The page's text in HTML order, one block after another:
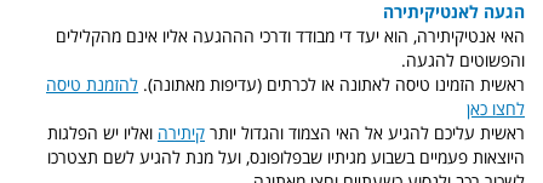
הגעה לאנטיקיתירה
האי אנטיקיתירה, הוא יעד די מבודד ודרכי הההגעה אליו אינם מהקלילים
והפשוטים להגעה.
ראשית הזמינו טיסה לאתונה או לכרתים (עדיפות מאתונה). להזמנת טיסה
לחצו כאן
ראשית עליכם להגיע אל האי הצמוד והגדול יותר קיתירה ואליו יש הפלגות
היוצאות פעמיים בשבוע מגיתיו שבפלופונס, ועל מנת להגיע לשם תצטרכו